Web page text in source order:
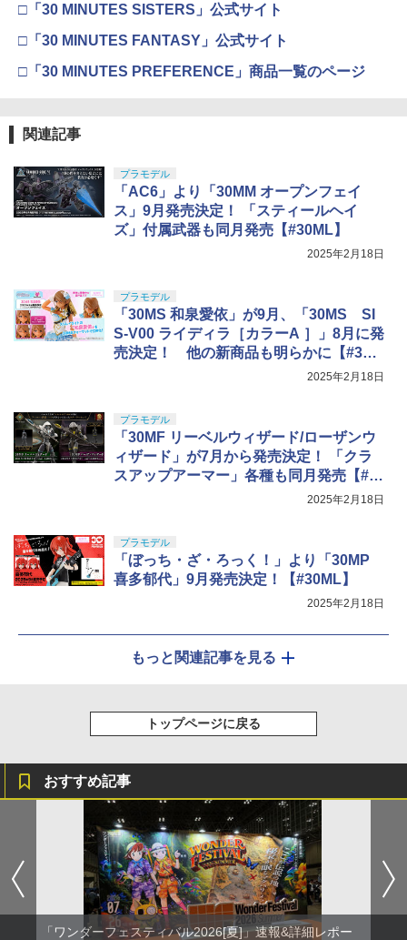
□「30 MINUTES SISTERS」公式サイト
□「30 MINUTES FANTASY」公式サイト
□「30 MINUTES PREFERENCE」商品一覧のページ
関連記事
プラモデル
「AC6」より「30MM オープンフェイ
ス」9月発売決定！ 「スティールヘイ
ズ」付属武器も同月発売【#30ML】
2025年2月18日
プラモデル
「30MS 和泉愛依」が9月、「30MS SI
S-V00 ライディラ［カラーA ］」8月に発
売決定！ 他の新商品も明らかに【#30M
2025年2月18日
プラモデル
「30MF リーベルウィザード/ローザンウ
ィザード」が7月から発売決定！ 「クラ
スアップアーマー」各種も同月発売【#3
2025年2月18日
プラモデル
「ぼっち・ざ・ろっく！」より「30MP
喜多郁代」9月発売決定！【#30ML】
2025年2月18日
もっと関連記事を見る
トップページに戻る
おすすめ記事
「ワンダーフェスティバル2026[夏]」速報&詳細レポー